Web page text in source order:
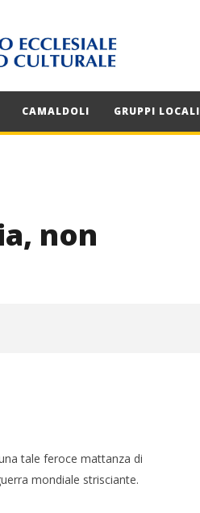
CAMALDOLI GRUPPI LOCALI
non
tale feroce mattanza di
mondiale strisciante.